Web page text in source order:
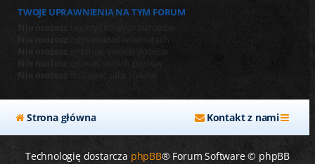
TWOJE UPRAWNIENIA NA TYM FORUM
Nie możesz
odpowiadać w tematach
zmieniać swoich postów
usuwać swoich postów
Nie możesz
Strona główna Kontakt z nami
Technologię dostarcza phpBB® Forum Software © phpBB